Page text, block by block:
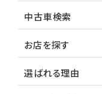
中古車検索
お店を探す
選ばれる理由